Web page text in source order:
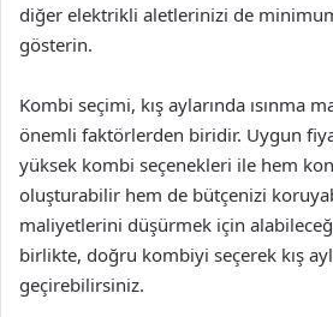
diğer elektrikli aletlerinizi de
gösterin.
Kombi seçimi, kış aylarında ısınma
önemli faktörlerden biridir. Uygun
yüksek kombi seçenekleri ile hem
oluşturabilir hem de bütçenizi
maliyetlerini düşürmek için
birlikte, doğru kombiyi seçerek kış
geçirebilirsiniz.